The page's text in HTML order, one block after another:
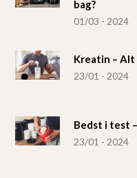
bag?
01/03 - 2024
Kreatin –
23/01 - 2024
Bedst i test
23/01 - 2024